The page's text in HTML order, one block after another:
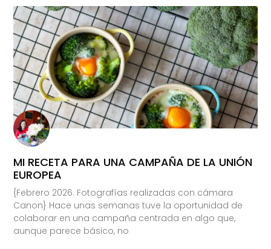
MI RECETA PARA UNA CAMPAÑA DE LA UNIÓN
EUROPEA
{Febrero 2026. Fotografías realizadas con cámara
Canon} Hace unas semanas tuve la oportunidad de
colaborar en una campaña centrada en algo que,
aunque parece básico, no